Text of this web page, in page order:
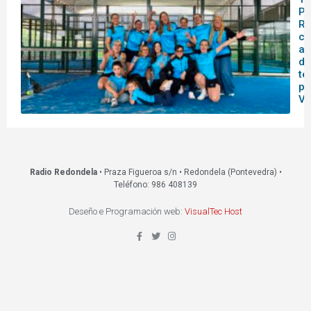
da
Radio Redondela• Praza Figueroa s/n • Redondela (Pontevedra) •
Teléfono: 986 408139
Deseño e Programación web: VisualTec Host